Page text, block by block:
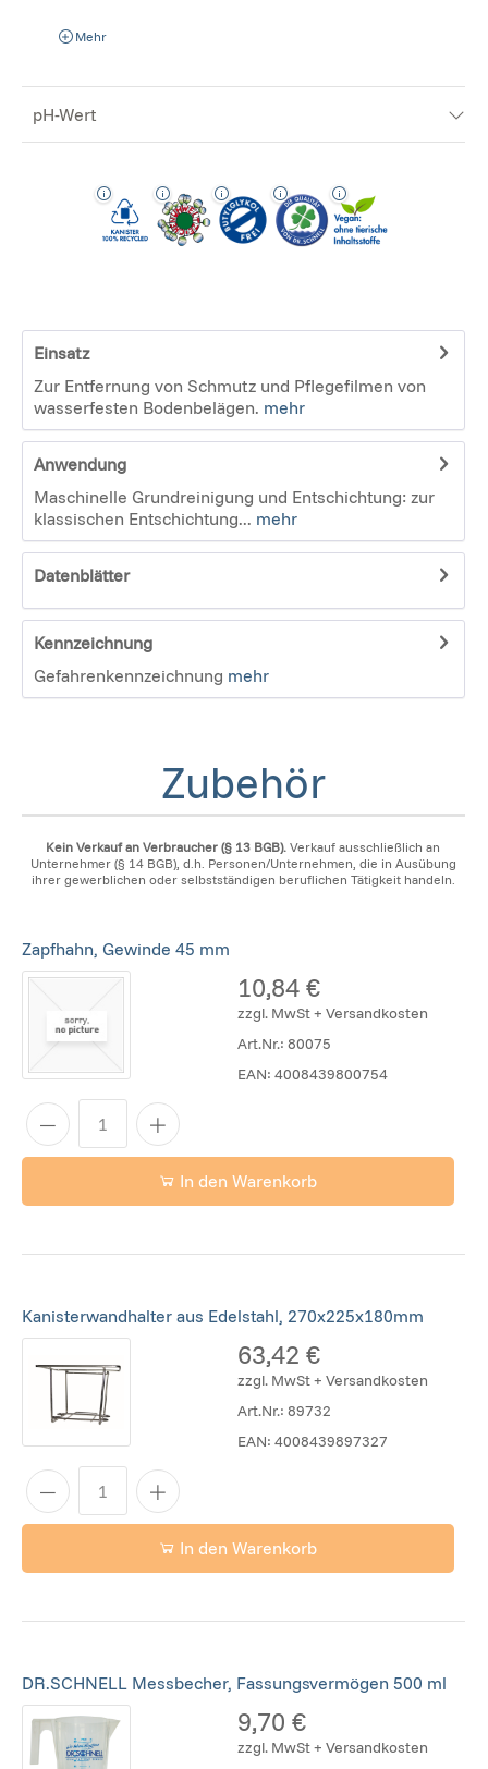
Mehr
pH-Wert
Einsatz
Zur Entfernung von Schmutz und Pflegefilmen von
wasserfesten Bodenbelägen. mehr
Anwendung
Maschinelle Grundreinigung und Entschichtung: zur
klassischen Entschichtung... mehr
Datenblätter
Kennzeichnung
Gefahrenkennzeichnung mehr
Zubehör
Kein Verkauf an Verbraucher (§ 13 BGB). Verkauf ausschließlich an
Unternehmer (§ 14 BGB), d.h. Personen/Unternehmen, die in Ausübung
ihrer gewerblichen oder selbstständigen beruflichen Tätigkeit handeln.
Zapfhahn, Gewinde 45 mm
10,84 €
zzgl. MwSt + Versandkosten
Art.Nr.:80075
EAN:4008439800754
In den Warenkorb
Kanisterwandhalter aus Edelstahl, 270x225x180mm
63,42 €
zzgl. MwSt + Versandkosten
Art.Nr.:89732
EAN:4008439897327
In den Warenkorb
DR.SCHNELL Messbecher, Fassungsvermögen 500 ml
9,70 €
zzgl. MwSt + Versandkosten